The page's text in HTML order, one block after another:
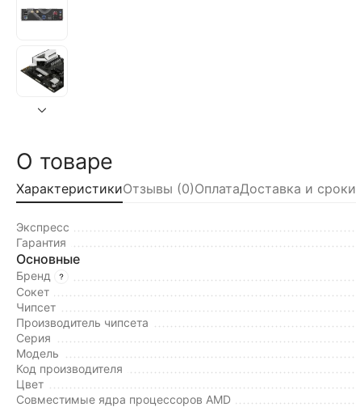
О товаре
ХарактеристикиОтзывы (0)ОплатаДоставка и сроки
Экспресс
Гарантия
Основные
Бренд
Сокет
Чипсет
Производитель чипсета
Серия
Модель
Код производителя
Цвет
Совместимые ядра процессоров AMD